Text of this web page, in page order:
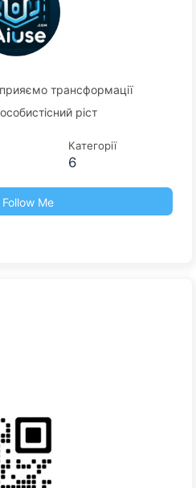
трансформації
ріст
Категорії
6
Follow Me